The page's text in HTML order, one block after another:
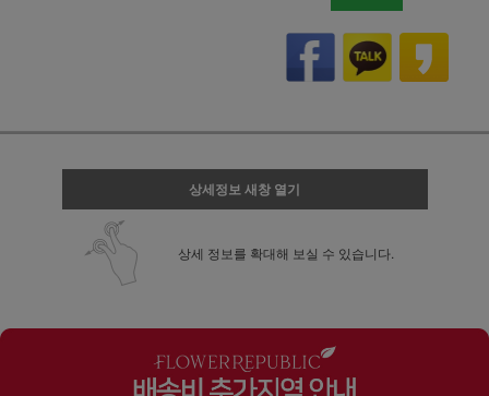
상세정보 새창 열기
상세 정보를 확대해 보실 수 있습니다.